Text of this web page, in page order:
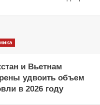
и Вьетнам
удвоить объем
в 2026 году